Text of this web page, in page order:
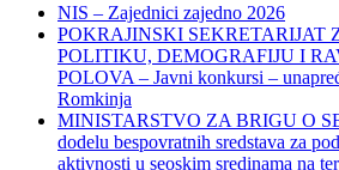
NIS – Zajednici zajedno 2026
POKRAJINSKI SEKRETARIJAT
POLITIKU, DEMOGRAFIJU I
POLOVA – Javni konkursi –
Romkinja
MINISTARSTVO ZA BRIGU O
dodelu bespovratnih sredstava za
aktivnosti u seoskim sredinama na